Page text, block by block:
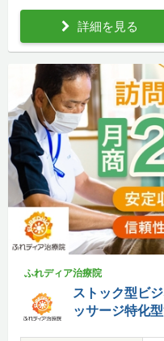
詳細を見る
ふれディア治療院
ストック型ビ
ッサージ特化